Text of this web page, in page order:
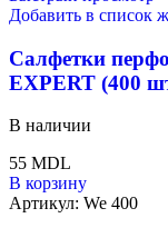
Добавить в список
Салфетки
EXPERT (400
В наличии
55 MDL
В корзину
Артикул: We 400